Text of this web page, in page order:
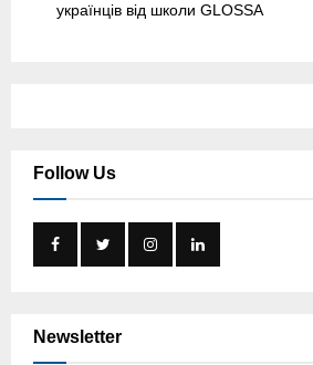
українців від школи GLOSSA
Follow Us
Newsletter